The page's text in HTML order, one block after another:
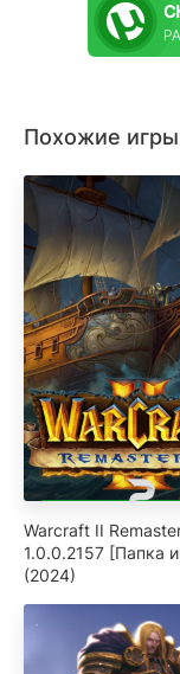
Похожие
Warcraft II
1.0.0.2157 [Папка
(2024)